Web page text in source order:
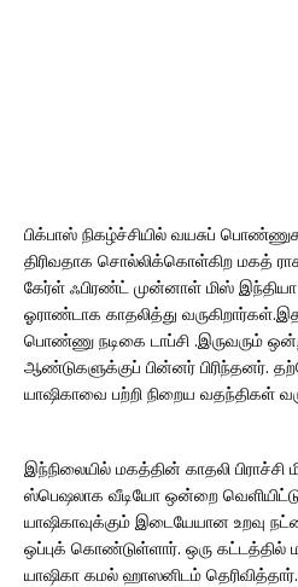
பிக்பாஸ் நிகழ்ச்சியில் வயசுப்
திரிவதாக சொல்லிக்கொள்கிற மகத்
கேர்ள் ஃபிரண்ட் முன்னாள் மிஸ் இந்தியா
ஓராண்டாக காதலித்து
பொண்ணு நடிகை டாப்சி .இருவரும்
ஆண்டுகளுக்குப் பின்னர் பிரிந்தனர்.
யாஷிகாவை பற்றி நிறைய வதந்திகள்
இந்நிலையில் மகத்தின் காதலி
ஸ்பெஷலாக வீடியோ ஒன்றை
யாஷிகாவுக்கும் இடையேயான உறவு
ஒப்புக் கொண்டுள்ளார். ஒரு கட்டத்தில்
யாஷிகா கமல் ஹாஸனிடம் தெரிவித்தார்.